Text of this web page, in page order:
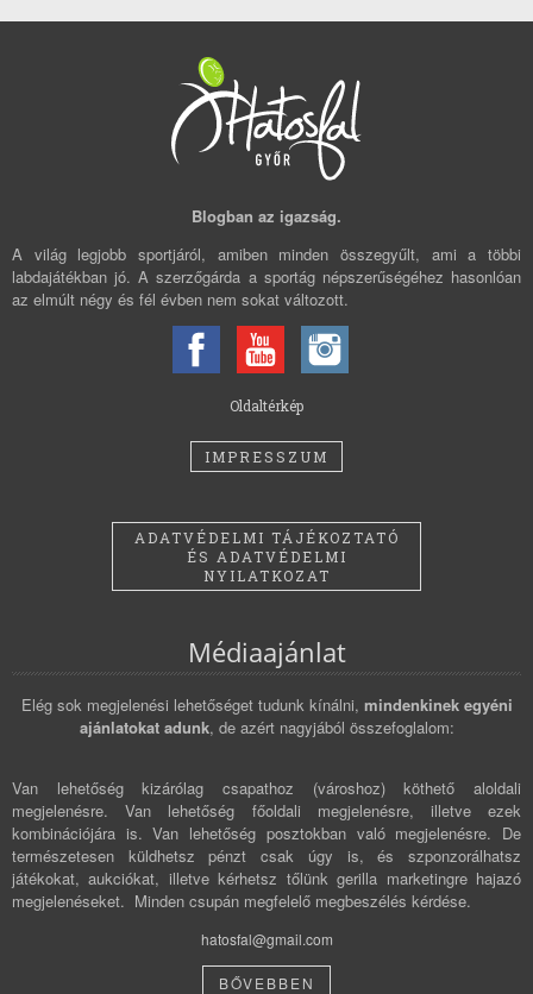
Blogban az igazság.
A világ legjobb sportjáról, amiben minden összegyűlt, ami a többi
labdajátékban jó. A szerzőgárda a sportág népszerűségéhez hasonlóan
az elmúlt négy és fél évben nem sokat változott.
Oldaltérkép
IMPRESSZUM
ADATVÉDELMI TÁJÉKOZTATÓ
ÉS ADATVÉDELMI
NYILATKOZAT
Médiaajánlat
Elég sok megjelenési lehetőséget tudunk kínálni, mindenkinek egyéni
ajánlatokat adunk, de azért nagyjából összefoglalom:
Van lehetőség kizárólag csapathoz (városhoz) köthető aloldali
megjelenésre. Van lehetőség főoldali megjelenésre, illetve ezek
kombinációjára is. Van lehetőség posztokban való megjelenésre. De
természetesen küldhetsz pénzt csak úgy is, és szponzorálhatsz
játékokat, aukciókat, illetve kérhetsz tőlünk gerilla marketingre hajazó
megjelenéseket. Minden csupán megfelelő megbeszélés kérdése.
hatosfal@gmail.com
BŐVEBBEN